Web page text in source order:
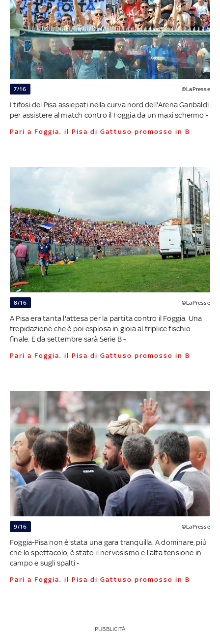
7/16 ©LaPresse
I tifosi del Pisa assiepati nella curva nord dell'Arena Garibaldi
per assistere al match contro il Foggia da un maxi schermo -
Pari a Foggia, il Pisa di Gattuso promosso in B
8/16 ©LaPresse
A Pisa era tanta l'attesa per la partita contro il Foggia. Una
trepidazione che è poi esplosa in gioia al triplice fischio
finale. E da settembre sarà Serie B -
Pari a Foggia, il Pisa di Gattuso promosso in B
9/16 ©LaPresse
Foggia-Pisa non è stata una gara tranquilla. A dominare, più
che lo spettacolo, è stato il nervosismo e l'alta tensione in
campo e sugli spalti -
Pari a Foggia, il Pisa di Gattuso promosso in B
PUBBLICITÀ